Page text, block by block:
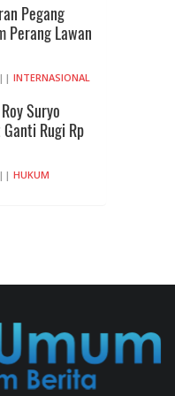
Pegang
Perang Lawan
|| INTERNASIONAL
Suryo
Rugi Rp
|| HUKUM
Hasilkan
|| MAKRO/MIKRO